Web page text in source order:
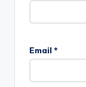
Email *